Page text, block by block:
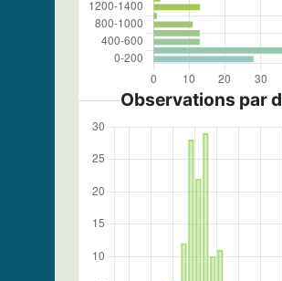
Observations par